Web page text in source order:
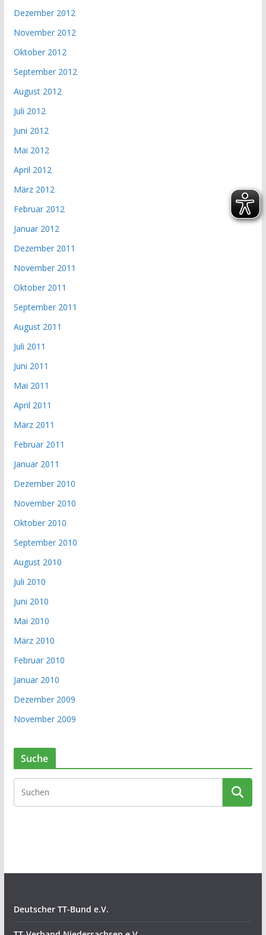
Dezember 2012
November 2012
Oktober 2012
September 2012
August 2012
Juli 2012
Juni 2012
Mai 2012
April 2012
März 2012
Februar 2012
Januar 2012
Dezember 2011
November 2011
Oktober 2011
September 2011
August 2011
Juli 2011
Juni 2011
Mai 2011
April 2011
März 2011
Februar 2011
Januar 2011
Dezember 2010
November 2010
Oktober 2010
September 2010
August 2010
Juli 2010
Juni 2010
Mai 2010
März 2010
Februar 2010
Januar 2010
Dezember 2009
November 2009
Suche
Deutscher TT-Bund e.V.